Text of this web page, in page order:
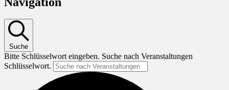
Suche
Bitte Schlüsselwort eingeben. Suche nach Veranstaltungen
Schlüsselwort.